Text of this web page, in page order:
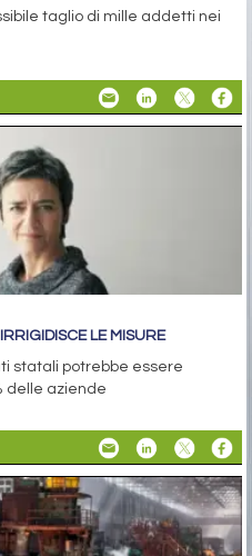
taglio di mille addetti nei
LE MISURE
statali potrebbe essere
delle aziende